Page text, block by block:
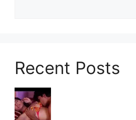
Recent Posts